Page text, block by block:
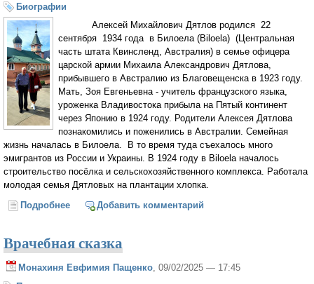
Биографии
Алексей Михайлович Дятлов родился 22
сентября 1934 года в Билоела (Biloela) (Центральная
часть штата Квинсленд, Австралия) в семье офицера
царской армии Михаила Александрович Дятлова,
прибывшего в Австралию из Благовещенска в 1923 году.
Мать, Зоя Евгеньевна - учитель французского языка,
уроженка Владивостока прибыла на Пятый континент
через Японию в 1924 году. Родители Алексея Дятлова
познакомились и поженились в Австралии. Семейная
жизнь началась в Билоела. В то время туда съехалось много
эмигрантов из России и Украины. В 1924 году в Biloela началось
строительство посёлка и сельскохозяйственного комплекса. Работала
молодая семья Дятловых на плантации хлопка.
Подробнее о 90 лет старейшему прихожанину Свято-
Добавить комментарий
Врачебная сказка
Монахиня Евфимия Пащенко , 09/02/2025 — 17:45